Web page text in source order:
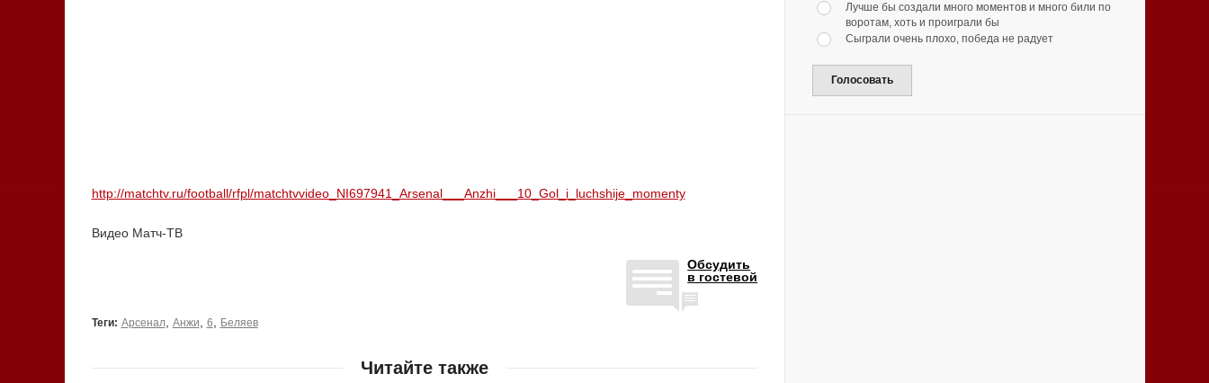
http://matchtv.ru/football/rfpl/matchtvvideo_NI697941_Arsenal___Anzhi___10_Gol_i_luchshije_momenty
Видео Матч-ТВ
Обсудить
в гостевой
Теги: Арсенал, Анжи, 6, Беляев
Читайте также
Лучше бы создали много моментов и много били по
воротам, хоть и проиграли бы
Сыграли очень плохо, победа не радует
Голосовать